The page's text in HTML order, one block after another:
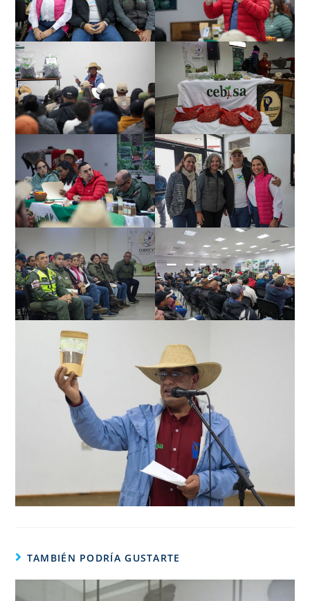
TAMBIÉN PODRÍA GUSTARTE